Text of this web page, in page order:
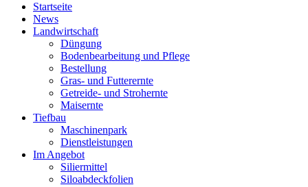
Startseite
News
Landwirtschaft
Düngung
Bodenbearbeitung und Pflege
Bestellung
Gras- und Futterernte
Getreide- und Strohernte
Maisernte
Tiefbau
Maschinenpark
Dienstleistungen
Im Angebot
Siliermittel
Siloabdeckfolien